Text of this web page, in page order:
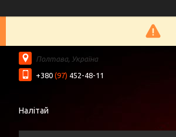
Полтава, Україна
+380 (97) 452-48-11
Налітай